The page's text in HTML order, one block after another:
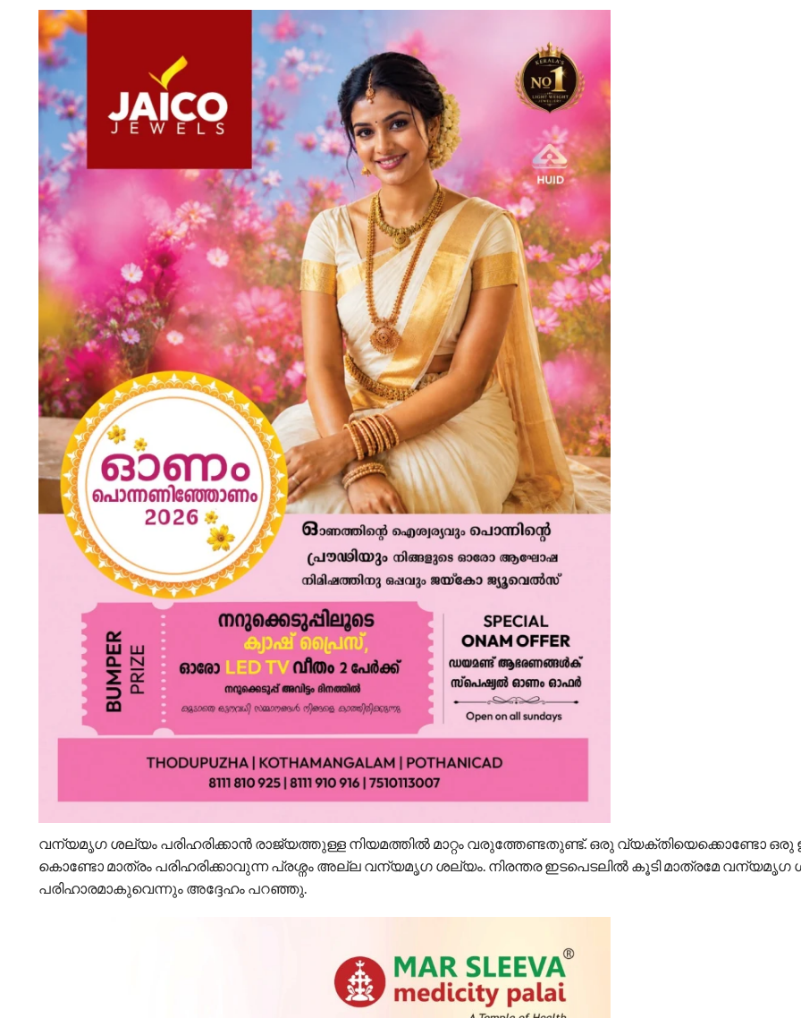
വന്യമൃഗ ശല്യം പരിഹരിക്കാൻ രാജ്യത്തുള്ള നിയമത്തിൽ മാറ്റം വരുത്തേണ്ടതുണ്ട്. ഒരു വ്യക്തിയെക്കൊണ്ടോ
കൊണ്ടോ മാത്രം പരിഹരിക്കാവുന്ന പ്രശ്നം അല്ല വന്യമൃഗ ശല്യം. നിരന്തര ഇടപെടലിൽ കൂടി മാത്രമേ
പരിഹാരമാകുവെന്നും അദ്ദേഹം പറഞ്ഞു.